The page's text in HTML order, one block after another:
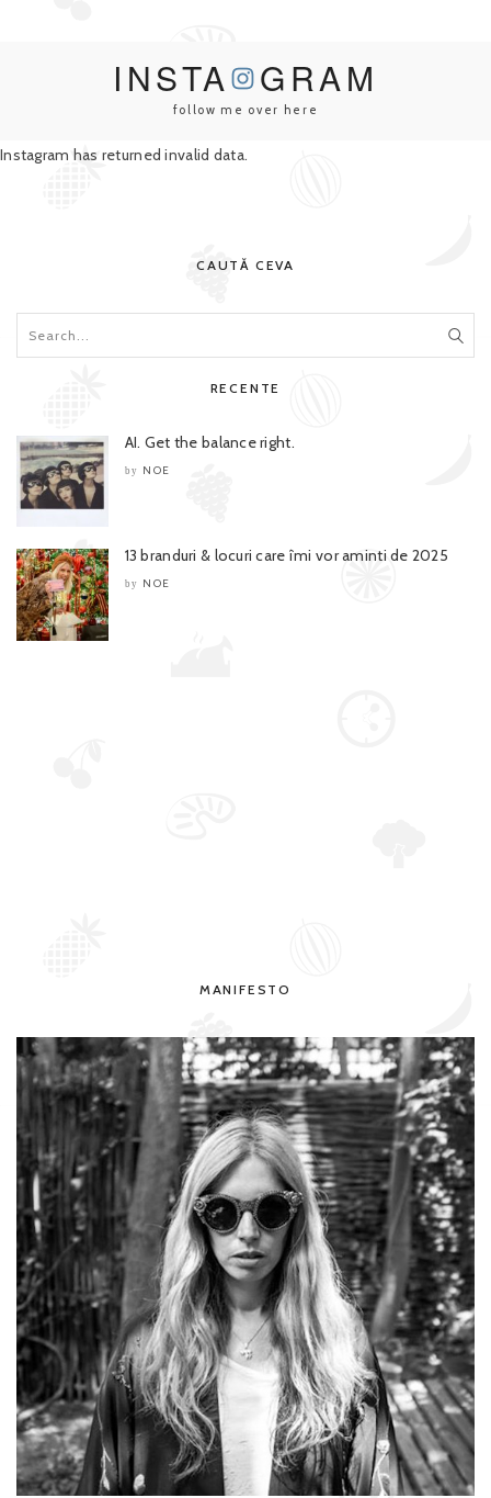
INSTA GRAM
follow me over here
Instagram has returned invalid data.
CAUTĂ CEVA
RECENTE
AI. Get the balance right.
by NOE
13 branduri & locuri care îmi vor aminti de 2025
by NOE
MANIFESTO